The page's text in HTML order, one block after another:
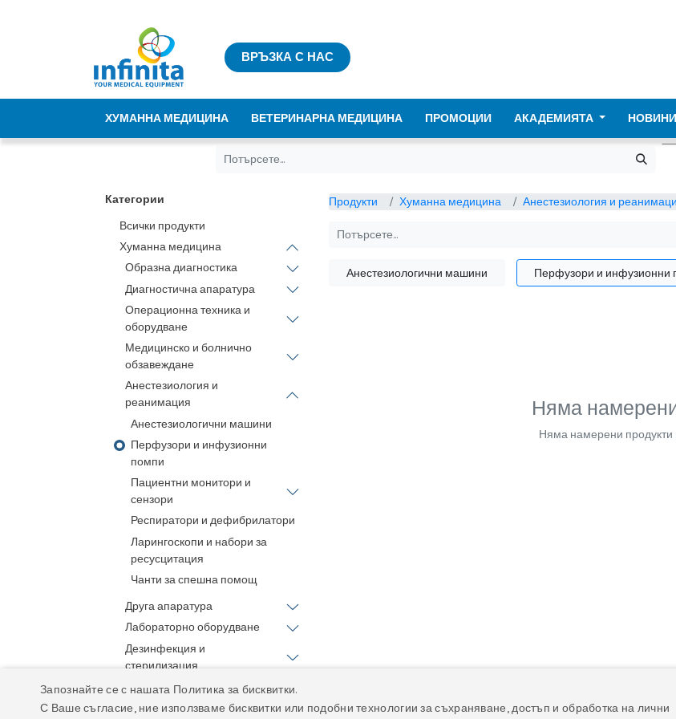
ВРЪЗКА С НАС
ХУМАННА МЕДИЦИНА ВЕТЕРИНАРНА МЕДИЦИНА ПРОМОЦИИ АКАДЕМИЯТА НОВИНИ
Категории
Всички продукти
Хуманна медицина
Образна диагностика
Диагностична апаратура
Операционна техника и
оборудване
Медицинско и болнично
обзавеждане
Анестезиология и
реанимация
Анестезиологични машини
Перфузори и инфузионни
помпи
Пациентни монитори и
сензори
Респиратори и дефибрилатори
Ларингоскопи и набори за
ресусцитация
Чанти за спешна помощ
Друга апаратура
Лабораторно оборудване
Дезинфекция и
стерилизация
Домашна грижа
Аксесоари и консумативи
Продукти Хуманна медицина Анестезиология и
Анестезиологични машини Перфузори и инфузионни
Няма
Няма намерени продукти
Запознайте се с нашата Политика за бисквитки.
С Ваше съгласие, ние използваме бисквитки или подобни технологии за съхраняване, достъп и обработка на лични